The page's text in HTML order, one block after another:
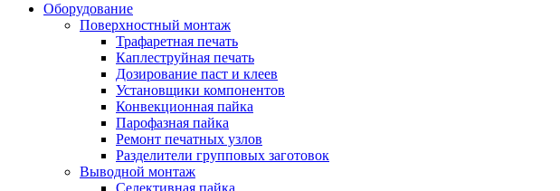
Оборудование
Поверхностный монтаж
Трафаретная печать
Каплеструйная печать
Дозирование паст и клеев
Установщики компонентов
Конвекционная пайка
Парофазная пайка
Ремонт печатных узлов
Разделители групповых заготовок
Выводной монтаж
Селективная пайка